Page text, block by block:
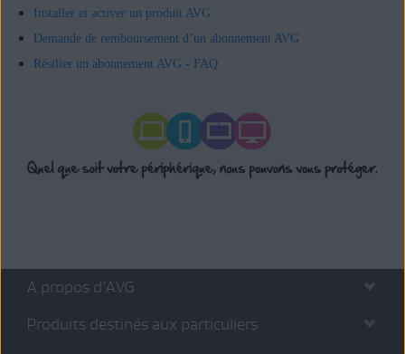
Installer et activer un produit AVG
Demande de remboursement d’un abonnement AVG
Résilier un abonnement AVG - FAQ
A propos d’AVG
Produits destinés aux particuliers